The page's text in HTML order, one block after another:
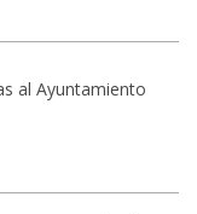
al Ayuntamiento